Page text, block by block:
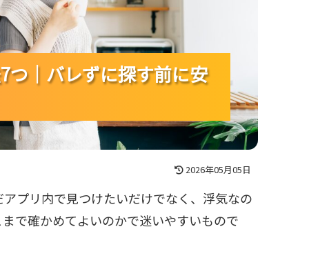
｜バレずに探す前に安
｜バレずに探す前に安
｜バレずに探す前に安
2026年05月05日
プリ内で見つけたいだけでなく、浮気なの
で確かめてよいのかで迷いやすいもので